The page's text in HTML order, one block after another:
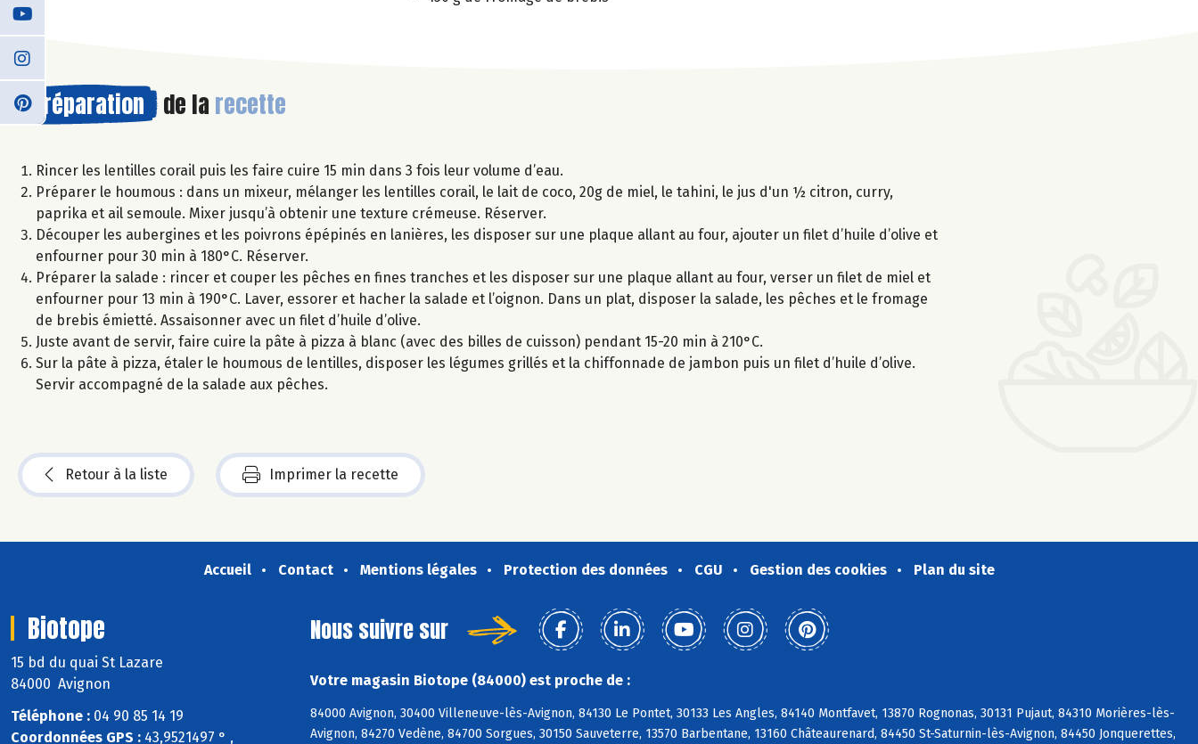
Préparation de la recette
Rincer les lentilles corail puis les faire cuire 15 min dans 3 fois leur volume d’eau.
Préparer le houmous : dans un mixeur, mélanger les lentilles corail, le lait de coco, 20g de miel, le tahini, le jus d'un ½ citron, curry,
paprika et ail semoule. Mixer jusqu’à obtenir une texture crémeuse. Réserver.
Découper les aubergines et les poivrons épépinés en lanières, les disposer sur une plaque allant au four, ajouter un filet d’huile d’olive et
enfourner pour 30 min à 180°C. Réserver.
Préparer la salade : rincer et couper les pêches en fines tranches et les disposer sur une plaque allant au four, verser un filet de miel et
enfourner pour 13 min à 190°C. Laver, essorer et hacher la salade et l’oignon. Dans un plat, disposer la salade, les pêches et le fromage
de brebis émietté. Assaisonner avec un filet d’huile d’olive.
Juste avant de servir, faire cuire la pâte à pizza à blanc (avec des billes de cuisson) pendant 15-20 min à 210°C.
Sur la pâte à pizza, étaler le houmous de lentilles, disposer les légumes grillés et la chiffonnade de jambon puis un filet d’huile d’olive.
Servir accompagné de la salade aux pêches.
Retour à la liste Imprimer la recette
Accueil Contact Mentions légales Protection des données CGU Gestion des cookies Plan du site
Biotope
15 bd du quai St Lazare
84000 Avignon
Téléphone : 04 90 85 14 19
Coordonnées GPS : 43,9521497 ° ,
Nous suivre sur
Votre magasin Biotope (84000) est proche de :
84000 Avignon, 30400 Villeneuve-lès-Avignon, 84130 Le Pontet, 30133 Les Angles, 84140 Montfavet, 13870 Rognonas, 30131 Pujaut, 84310 Morières-lès-
Avignon, 84270 Vedène, 84700 Sorgues, 30150 Sauveterre, 13570 Barbentane, 13160 Châteaurenard, 84450 St-Saturnin-lès-Avignon, 84450 Jonquerettes,